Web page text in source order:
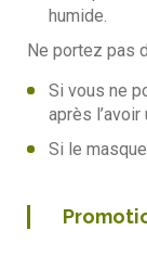
humide.
Ne portez pas
Si vous ne
après l’avoir
Si le